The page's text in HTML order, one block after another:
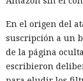
En el origen del
suscripción a un
de la página
escribieron